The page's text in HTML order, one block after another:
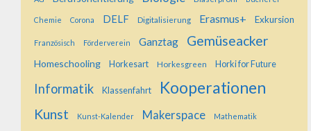
Chemie Corona DELF Digitalisierung Erasmus+ Exkursion
Französisch Förderverein Ganztag Gemüseacker
Homeschooling Horkesart Horkesgreen Horki for Future
Informatik Klassenfahrt Kooperationen
Kunst Kunst-Kalender Makerspace Mathematik